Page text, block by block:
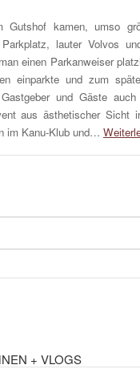
Gutshof kamen, umso
lauter Volvos
einen Parkanweiser
einparkte und zum
und Gäste
aus ästhetischer Sicht
im Kanu-Klub und…
+ VLOGS